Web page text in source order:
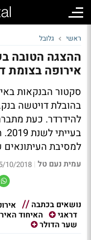
ראשי גלובל
ההצגה הטובה
אירופה בצומת
סקטור הבנקאות
בהובלת דויטשה
להידרדר. כעת
למסיבת
עמית נעם טל |
2018 06:00
נושאים בכתבה
דראגי
האיחוד
שער הדולר